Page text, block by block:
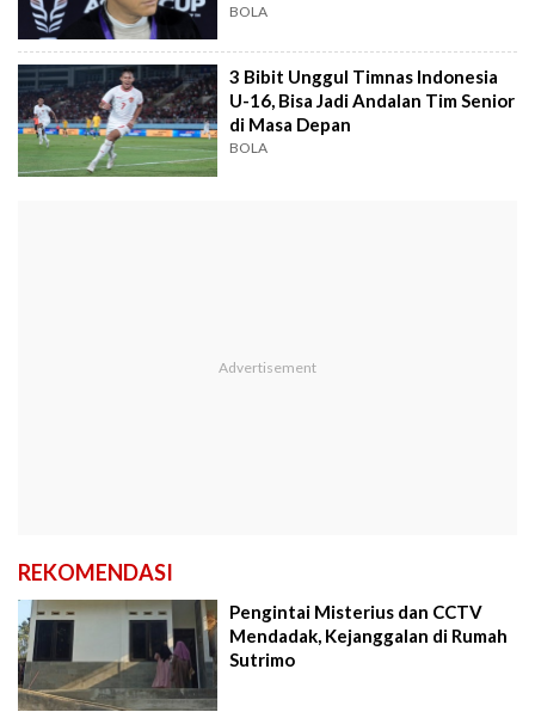
BOLA
3 Bibit Unggul Timnas Indonesia
U-16, Bisa Jadi Andalan Tim Senior
di Masa Depan
BOLA
REKOMENDASI
Pengintai Misterius dan CCTV
Mendadak, Kejanggalan di Rumah
Sutrimo